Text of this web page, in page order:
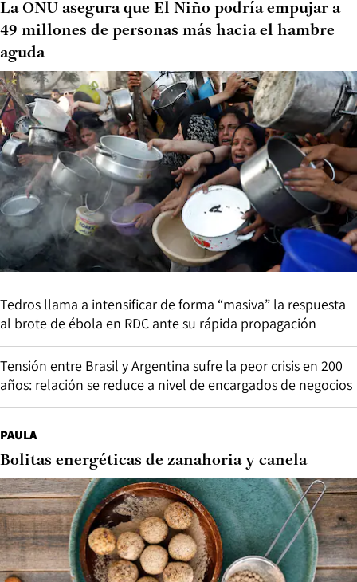
La ONU asegura que El Niño podría empujar a
49 millones de personas más hacia el hambre
aguda
Tedros llama a intensificar de forma “masiva” la respuesta
al brote de ébola en RDC ante su rápida propagación
Tensión entre Brasil y Argentina sufre la peor crisis en 200
años: relación se reduce a nivel de encargados de negocios
PAULA
Bolitas energéticas de zanahoria y canela